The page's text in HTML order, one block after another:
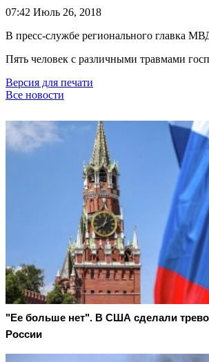
07:42 Июль 26, 2018
В пресс-службе регионального главка
Пять человек с различными травмами
Версия для печати
Все новости
"Ее больше нет". В США сделали
России